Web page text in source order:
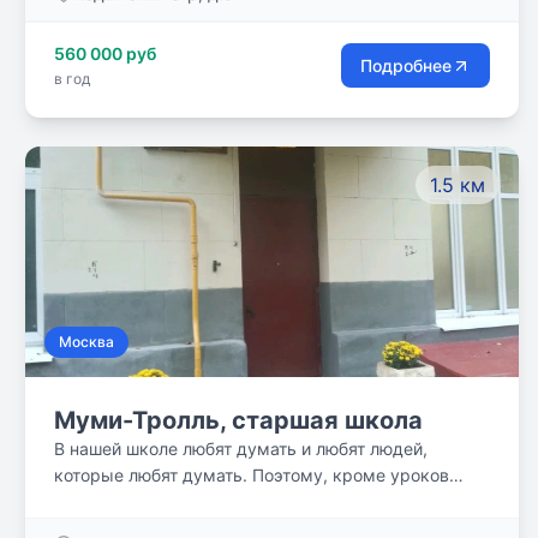
программа «Одаренные дети». Школа уделяет
много внимания развитию талантов и способностей
560 000 руб
в год
Подробнее
1.5 км
Москва
Муми-Тролль, старшая школа
В нашей школе любят думать и любят людей,
которые любят думать. Поэтому, кроме уроков